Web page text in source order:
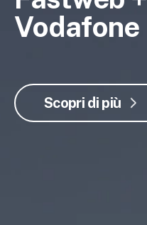
Vodafone
Scopri di più